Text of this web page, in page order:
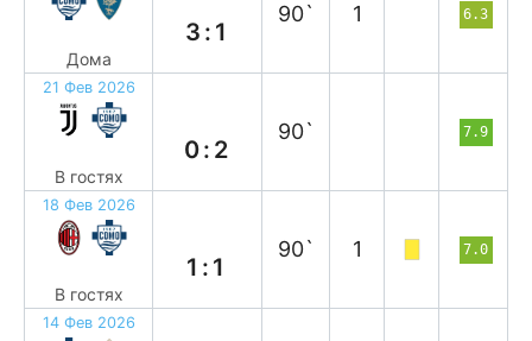
Дома
3:1
90` 1 6.3
21 Фев 2026
В гостях
0:2
90` 7.9
18 Фев 2026
В гостях
1:1
90` 1 7.0
14 Фев 2026